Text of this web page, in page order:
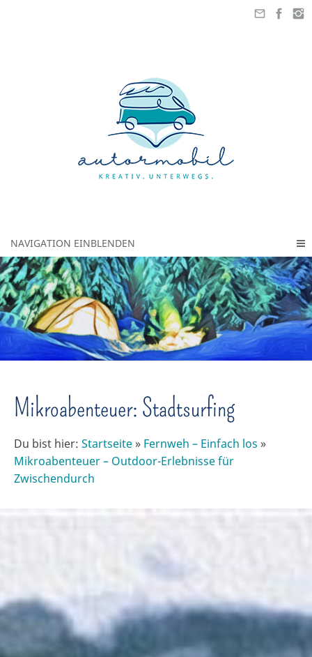
NAVIGATION EINBLENDEN
Mikroabenteuer: Stadtsurfing
Du bist hier: Startseite» Fernweh – Einfach los »
Mikroabenteuer – Outdoor-Erlebnisse für
Zwischendurch